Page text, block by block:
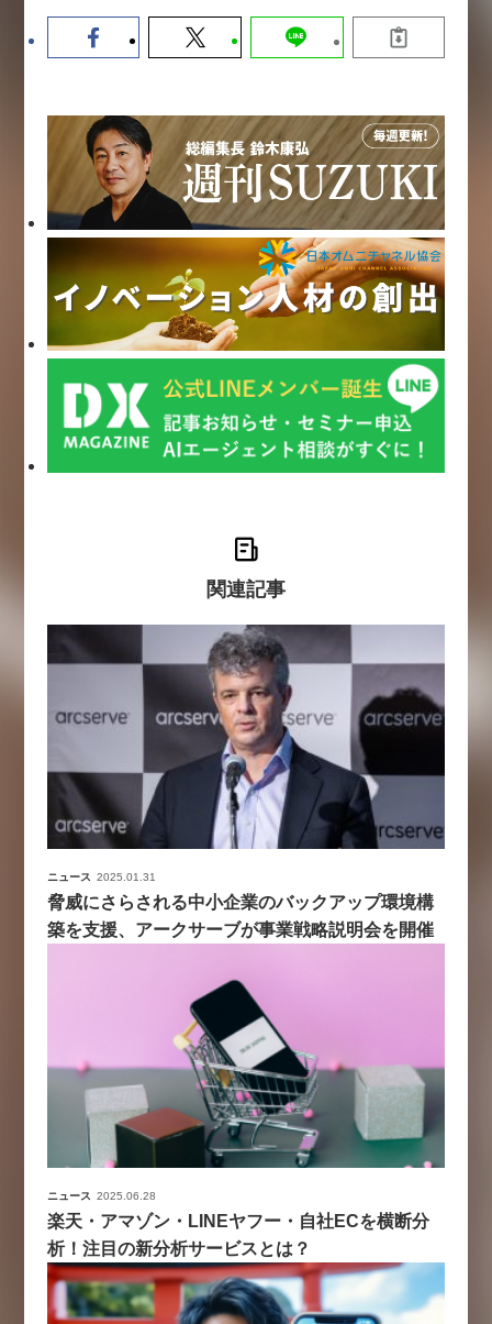
関連記事
ニュース 2025.01.31
脅威にさらされる中小企業のバックアップ環境構
築を支援、アークサーブが事業戦略説明会を開催
ニュース 2025.06.28
楽天・アマゾン・LINEヤフー・自社ECを横断分
析！注目の新分析サービスとは？